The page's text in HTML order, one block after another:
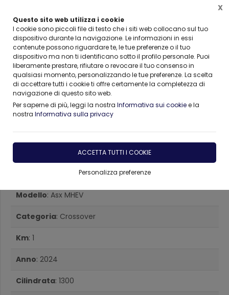
Questo sito web utilizza i cookie
I cookie sono piccoli file di testo che i siti web collocano sul tuo
dispositivo durante la navigazione. Le informazioni in essi
contenute possono riguardare te, le tue preferenze o il tuo
dispositivo ma non ti identificano sotto il profilo personale. Puoi
liberamente prestare, rifiutare o revocare il tuo consenso in
qualsiasi momento, personalizzando le tue preferenze. La scelta
di accettare tutti i cookie ti offre certamente la completezza di
navigazione di questo sito web.
Per saperne di più, leggi la nostra Informativa sui cookiee la
nostra Informativa sulla privacy
ACCETTA TUTTI I COOKIE
Personalizza preferenze
X
Home AUTO AZIENDALI , KM0 Mitsubishi Asx
/ Benzina
: Mitsubishi
Modello: Asx MHEV
Categoria: Crossover
Km: 1
Anno: 2024
Cilindrata: 1300